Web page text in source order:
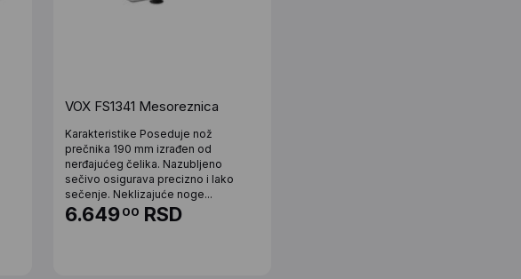
VOX FS1341 Mesoreznica
Karakteristike Poseduje nož
prečnika 190 mm izrađen od
nerđajućeg čelika. Nazubljeno
sečivo osigurava precizno i lako
sečenje. Neklizajuće noge...
6.64900 RSD